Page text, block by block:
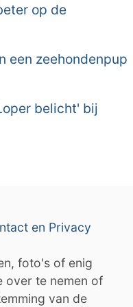
op de
een zeehondenpup
belicht' bij
en Privacy
foto's of enig
over te nemen of
van de